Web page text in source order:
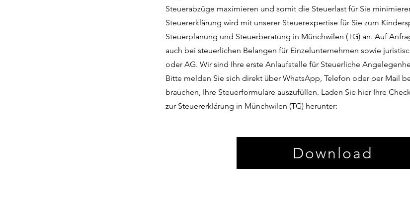
Steuerabzüge maximieren und somit die Steuerlast für Sie
Steuererklärung wird mit unserer Steuerexpertise für Sie zum
Steuerplanung und Steuerberatung in Münchwilen (TG) an. Auf
auch bei steuerlichen Belangen für Einzelunternehmen sowie
oder AG. Wir sind Ihre erste Anlaufstelle für Steuerliche
Bitte melden Sie sich direkt über WhatsApp, Telefon oder per Mail
brauchen, Ihre Steuerformulare auszufüllen. Laden Sie hier Ihre
zur Steuererklärung in Münchwilen (TG) herunter:
Download